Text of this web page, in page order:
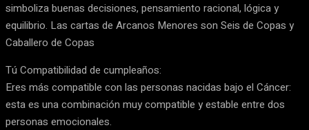
simboliza buenas decisiones, pensamiento racional, lógica y
equilibrio. Las cartas de Arcanos Menores son Seis de Copas y
Caballero de Copas
Tú Compatibilidad de cumpleaños:
Eres más compatible con las personas nacidas bajo el Cáncer:
esta es una combinación muy compatible y estable entre dos
personas emocionales.